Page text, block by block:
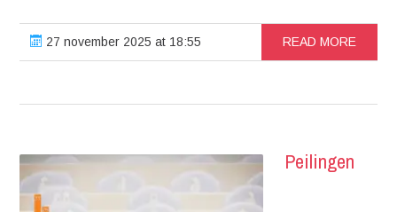
27 november 2025 at 18:55 READ MORE
Peilingen